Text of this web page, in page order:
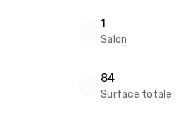
1
Salon
84
Surface totale